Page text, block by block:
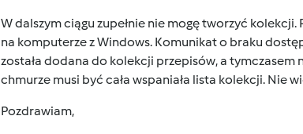
W dalszym ciągu zupełnie nie mogę tworzyć
na komputerze z Windows. Komunikat o braku
została dodana do kolekcji przepisów, a tymczasem
chmurze musi być cała wspaniała lista kolekcji. Nie
Pozdrawiam,